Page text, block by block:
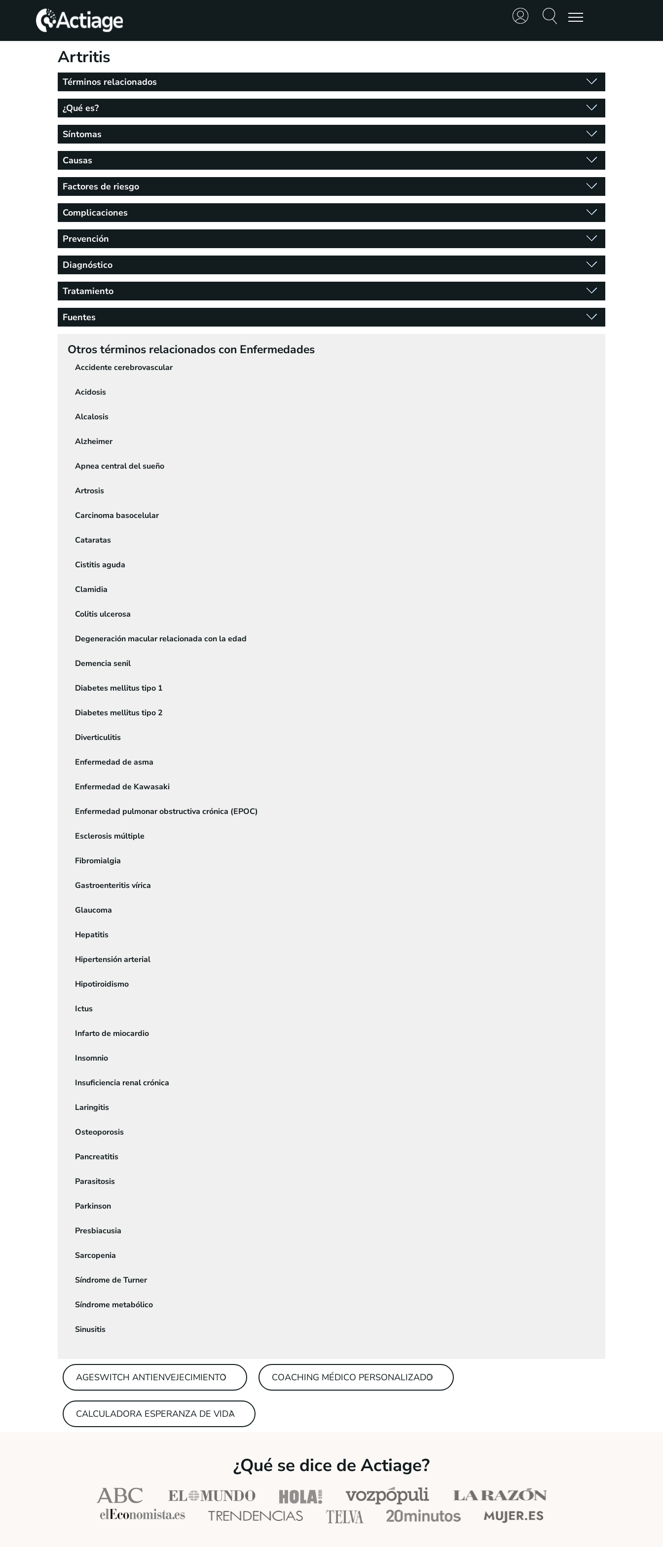
TRATAMIENTOS
Artritis
Términos relacionados
¿Qué es?
Síntomas
Causas
Factores de riesgo
Complicaciones
Prevención
Diagnóstico
Tratamiento
Fuentes
Otros términos relacionados con Enfermedades
Accidente cerebrovascular
Acidosis
Alcalosis
Alzheimer
Apnea central del sueño
Artrosis
Carcinoma basocelular
Cataratas
Cistitis aguda
Clamidia
Colitis ulcerosa
Degeneración macular relacionada con la edad
Demencia senil
Diabetes mellitus tipo 1
Diabetes mellitus tipo 2
Diverticulitis
Enfermedad de asma
Enfermedad de Kawasaki
Enfermedad pulmonar obstructiva crónica (EPOC)
Esclerosis múltiple
Fibromialgia
Gastroenteritis vírica
Glaucoma
Hepatitis
Hipertensión arterial
Hipotiroidismo
Ictus
Infarto de miocardio
Insomnio
Insuficiencia renal crónica
Laringitis
Osteoporosis
Pancreatitis
Parasitosis
Parkinson
Presbiacusia
Sarcopenia
Síndrome de Turner
Síndrome metabólico
Sinusitis
AGESWITCH ANTIENVEJECIMIENTO COACHING MÉDICO PERSONALIZADO
CALCULADORA ESPERANZA DE VIDA
¿Qué se dice de Actiage?